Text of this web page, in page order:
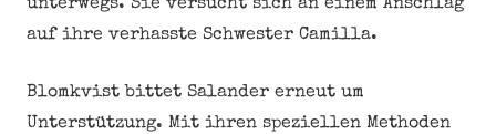
unterwegs. Sie versucht sich an einem Anschlag
auf ihre verhasste Schwester Camilla.
Blomkvist bittet Salander erneut um
Unterstützung. Mit ihren speziellen Methoden